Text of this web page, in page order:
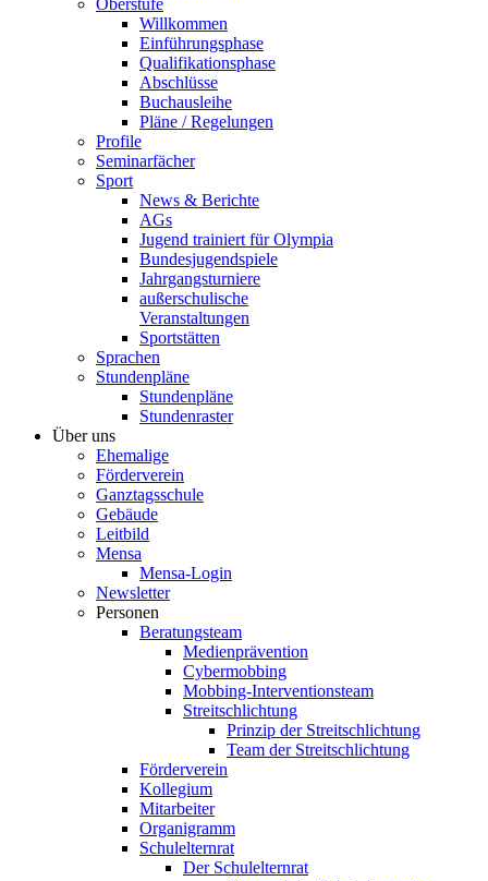
Oberstufe
Willkommen
Einführungsphase
Qualifikationsphase
Abschlüsse
Buchausleihe
Pläne / Regelungen
Profile
Seminarfächer
Sport
News & Berichte
AGs
Jugend trainiert für Olympia
Bundesjugendspiele
Jahrgangsturniere
außerschulische
Veranstaltungen
Sportstätten
Sprachen
Stundenpläne
Stundenpläne
Stundenraster
Über uns
Ehemalige
Förderverein
Ganztagsschule
Gebäude
Leitbild
Mensa
Mensa-Login
Newsletter
Personen
Beratungsteam
Medienprävention
Cybermobbing
Mobbing-Interventionsteam
Streitschlichtung
Prinzip der Streitschlichtung
Team der Streitschlichtung
Förderverein
Kollegium
Mitarbeiter
Organigramm
Schulelternrat
Der Schulelternrat